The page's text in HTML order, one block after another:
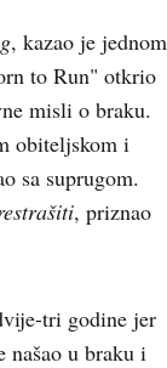
, kazao je jednom
to Run" otkrio
misli o braku.
obiteljskom i
sa suprugom.
, priznao
tri godine jer
u braku i